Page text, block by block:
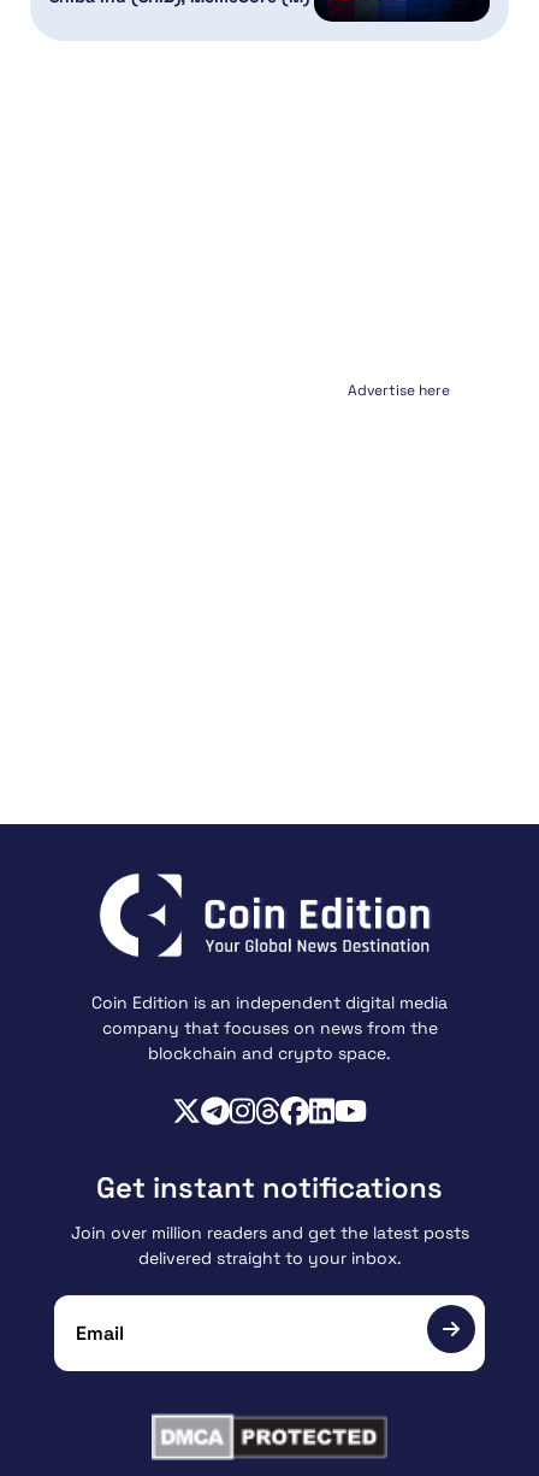
Advertise here
Coin Edition is an independent digital media
company that focuses on news from the
blockchain and crypto space.
Get instant notifications
Join over million readers and get the latest posts
delivered straight to your inbox.